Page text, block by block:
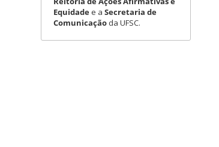
Equidadee a Secretaria de
Comunicação da UFSC.